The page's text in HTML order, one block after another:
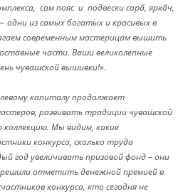
сам пояс и подвески сарӑ, яркӑч,
одни из самых богатых и красивых в
современным мастерицам вышить
части. Ваши великолепные
чувашской вышивки!».
капиталу продолжает
развивать традиции чувашской
Мы видим, какие
конкурса, сколько труда
год увеличивать призовой фонд– они
отметить денежной премией в
конкурса, кто сегодня не